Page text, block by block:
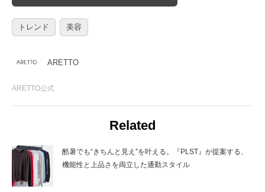
トレンド 美容
ARETTO
ARETTO公式
Related
酷暑でも“きちんと見え”を叶える。『PLST』が提案する、
機能性と上品さを両立した通勤スタイル